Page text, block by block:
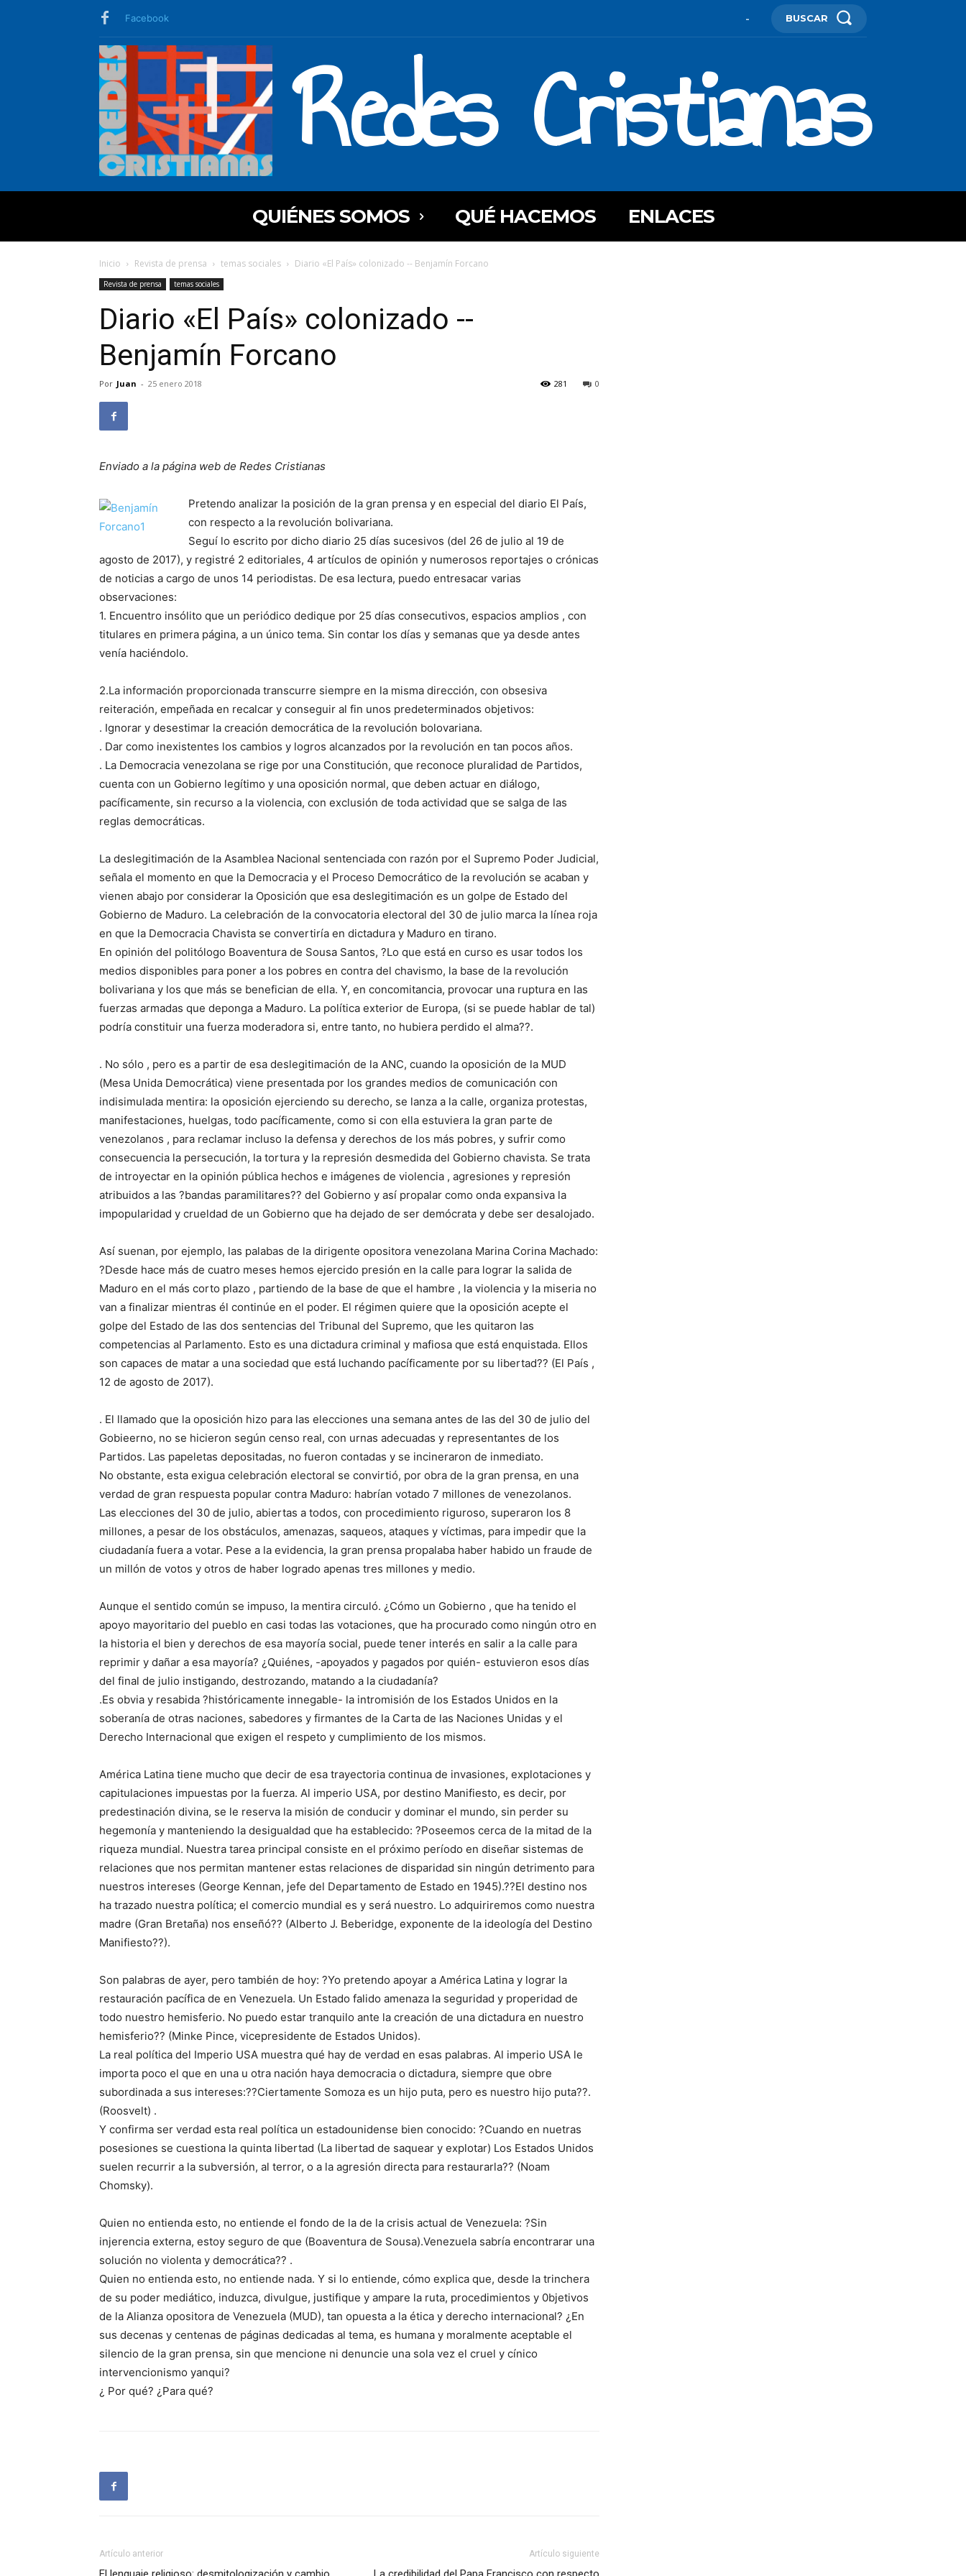
Facebook - BUSCAR
Redes Cristianas
QUIÉNES SOMOS QUÉ HACEMOS ENLACES
Inicio Revista de prensa temas sociales Diario «El País» colonizado -- Benjamín Forcano
Revista de prensa temas sociales
Diario «El País» colonizado --
Benjamín Forcano
Por Juan - 25 enero 2018 0
281
Enviado a la página web de Redes Cristianas
Pretendo analizar la posición de la gran prensa y en especial del diario El País,
con respecto a la revolución bolivariana.
Seguí lo escrito por dicho diario 25 días sucesivos (del 26 de julio al 19 de
agosto de 2017), y registré 2 editoriales, 4 artículos de opinión y numerosos reportajes o crónicas
de noticias a cargo de unos 14 periodistas. De esa lectura, puedo entresacar varias
observaciones:
1. Encuentro insólito que un periódico dedique por 25 días consecutivos, espacios amplios , con
titulares en primera página, a un único tema. Sin contar los días y semanas que ya desde antes
venía haciéndolo.
2.La información proporcionada transcurre siempre en la misma dirección, con obsesiva
reiteración, empeñada en recalcar y conseguir al fin unos predeterminados objetivos:
. Ignorar y desestimar la creación democrática de la revolución bolovariana.
. Dar como inexistentes los cambios y logros alcanzados por la revolución en tan pocos años.
. La Democracia venezolana se rige por una Constitución, que reconoce pluralidad de Partidos,
cuenta con un Gobierno legítimo y una oposición normal, que deben actuar en diálogo,
pacíficamente, sin recurso a la violencia, con exclusión de toda actividad que se salga de las
reglas democráticas.
La deslegitimación de la Asamblea Nacional sentenciada con razón por el Supremo Poder Judicial,
señala el momento en que la Democracia y el Proceso Democrático de la revolución se acaban y
vienen abajo por considerar la Oposición que esa deslegitimación es un golpe de Estado del
Gobierno de Maduro. La celebración de la convocatoria electoral del 30 de julio marca la línea roja
en que la Democracia Chavista se convertiría en dictadura y Maduro en tirano.
En opinión del politólogo Boaventura de Sousa Santos, ?Lo que está en curso es usar todos los
medios disponibles para poner a los pobres en contra del chavismo, la base de la revolución
bolivariana y los que más se benefician de ella. Y, en concomitancia, provocar una ruptura en las
fuerzas armadas que deponga a Maduro. La política exterior de Europa, (si se puede hablar de tal)
podría constituir una fuerza moderadora si, entre tanto, no hubiera perdido el alma??.
. No sólo , pero es a partir de esa deslegitimación de la ANC, cuando la oposición de la MUD
(Mesa Unida Democrática) viene presentada por los grandes medios de comunicación con
indisimulada mentira: la oposición ejerciendo su derecho, se lanza a la calle, organiza protestas,
manifestaciones, huelgas, todo pacíficamente, como si con ella estuviera la gran parte de
venezolanos , para reclamar incluso la defensa y derechos de los más pobres, y sufrir como
consecuencia la persecución, la tortura y la represión desmedida del Gobierno chavista. Se trata
de introyectar en la opinión pública hechos e imágenes de violencia , agresiones y represión
atribuidos a las ?bandas paramilitares?? del Gobierno y así propalar como onda expansiva la
impopularidad y crueldad de un Gobierno que ha dejado de ser demócrata y debe ser desalojado.
Así suenan, por ejemplo, las palabas de la dirigente opositora venezolana Marina Corina Machado:
?Desde hace más de cuatro meses hemos ejercido presión en la calle para lograr la salida de
Maduro en el más corto plazo , partiendo de la base de que el hambre , la violencia y la miseria no
van a finalizar mientras él continúe en el poder. El régimen quiere que la oposición acepte el
golpe del Estado de las dos sentencias del Tribunal del Supremo, que les quitaron las
competencias al Parlamento. Esto es una dictadura criminal y mafiosa que está enquistada. Ellos
son capaces de matar a una sociedad que está luchando pacíficamente por su libertad?? (El País ,
12 de agosto de 2017).
. El llamado que la oposición hizo para las elecciones una semana antes de las del 30 de julio del
Gobieerno, no se hicieron según censo real, con urnas adecuadas y representantes de los
Partidos. Las papeletas depositadas, no fueron contadas y se incineraron de inmediato.
No obstante, esta exigua celebración electoral se convirtió, por obra de la gran prensa, en una
verdad de gran respuesta popular contra Maduro: habrían votado 7 millones de venezolanos.
Las elecciones del 30 de julio, abiertas a todos, con procedimiento riguroso, superaron los 8
millones, a pesar de los obstáculos, amenazas, saqueos, ataques y víctimas, para impedir que la
ciudadanía fuera a votar. Pese a la evidencia, la gran prensa propalaba haber habido un fraude de
un millón de votos y otros de haber logrado apenas tres millones y medio.
Aunque el sentido común se impuso, la mentira circuló. ¿Cómo un Gobierno , que ha tenido el
apoyo mayoritario del pueblo en casi todas las votaciones, que ha procurado como ningún otro en
la historia el bien y derechos de esa mayoría social, puede tener interés en salir a la calle para
reprimir y dañar a esa mayoría? ¿Quiénes, -apoyados y pagados por quién- estuvieron esos días
del final de julio instigando, destrozando, matando a la ciudadanía?
.Es obvia y resabida ?históricamente innegable- la intromisión de los Estados Unidos en la
soberanía de otras naciones, sabedores y firmantes de la Carta de las Naciones Unidas y el
Derecho Internacional que exigen el respeto y cumplimiento de los mismos.
América Latina tiene mucho que decir de esa trayectoria continua de invasiones, explotaciones y
capitulaciones impuestas por la fuerza. Al imperio USA, por destino Manifiesto, es decir, por
predestinación divina, se le reserva la misión de conducir y dominar el mundo, sin perder su
hegemonía y manteniendo la desigualdad que ha establecido: ?Poseemos cerca de la mitad de la
riqueza mundial. Nuestra tarea principal consiste en el próximo período en diseñar sistemas de
relaciones que nos permitan mantener estas relaciones de disparidad sin ningún detrimento para
nuestros intereses (George Kennan, jefe del Departamento de Estado en 1945).??El destino nos
ha trazado nuestra política; el comercio mundial es y será nuestro. Lo adquiriremos como nuestra
madre (Gran Bretaña) nos enseñó?? (Alberto J. Beberidge, exponente de la ideología del Destino
Manifiesto??).
Son palabras de ayer, pero también de hoy: ?Yo pretendo apoyar a América Latina y lograr la
restauración pacífica de en Venezuela. Un Estado falido amenaza la seguridad y properidad de
todo nuestro hemisferio. No puedo estar tranquilo ante la creación de una dictadura en nuestro
hemisferio?? (Minke Pince, vicepresidente de Estados Unidos).
La real política del Imperio USA muestra qué hay de verdad en esas palabras. Al imperio USA le
importa poco el que en una u otra nación haya democracia o dictadura, siempre que obre
subordinada a sus intereses:??Ciertamente Somoza es un hijo puta, pero es nuestro hijo puta??.
(Roosvelt) .
Y confirma ser verdad esta real política un estadounidense bien conocido: ?Cuando en nuetras
posesiones se cuestiona la quinta libertad (La libertad de saquear y explotar) Los Estados Unidos
suelen recurrir a la subversión, al terror, o a la agresión directa para restaurarla?? (Noam
Chomsky).
Quien no entienda esto, no entiende el fondo de la de la crisis actual de Venezuela: ?Sin
injerencia externa, estoy seguro de que (Boaventura de Sousa).Venezuela sabría encontrarar una
solución no violenta y democrática?? .
Quien no entienda esto, no entiende nada. Y si lo entiende, cómo explica que, desde la trinchera
de su poder mediático, induzca, divulgue, justifique y ampare la ruta, procedimientos y 0bjetivos
de la Alianza opositora de Venezuela (MUD), tan opuesta a la ética y derecho internacional? ¿En
sus decenas y centenas de páginas dedicadas al tema, es humana y moralmente aceptable el
silencio de la gran prensa, sin que mencione ni denuncie una sola vez el cruel y cínico
intervencionismo yanqui?
¿ Por qué? ¿Para qué?
Artículo anterior Artículo siguiente